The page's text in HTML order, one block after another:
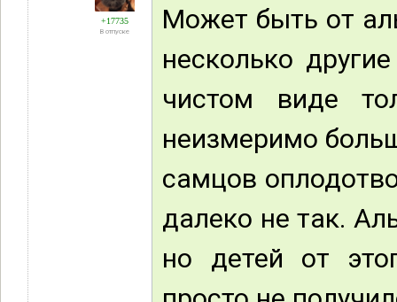
+17735
В отпуске
Может быть от
несколько
чистом виде
неизмеримо
самцов
далеко не так.
но детей от